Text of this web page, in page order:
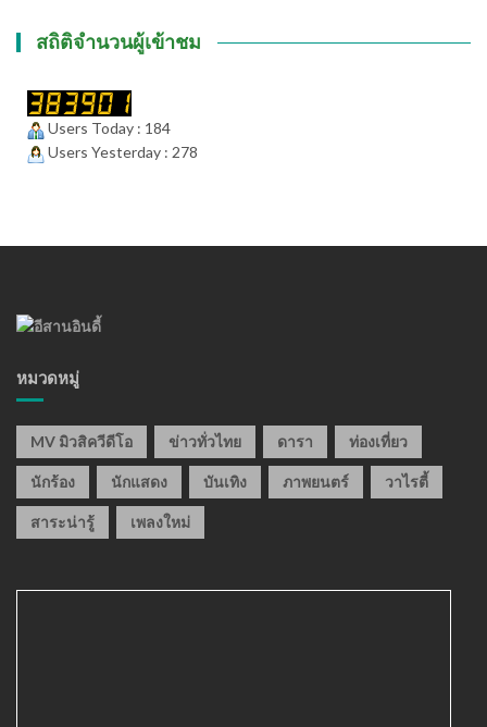
สถิติจำนวนผู้เข้าชม
Users Today : 184
Users Yesterday : 278
หมวดหมู่
MV มิวสิควีดีโอ ข่าวทั่วไทย ดารา ท่องเที่ยว
นักร้อง นักแสดง บันเทิง ภาพยนตร์ วาไรตี้
สาระน่ารู้ เพลงใหม่